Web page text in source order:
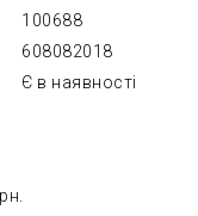
100688
608082018
Є в наявності